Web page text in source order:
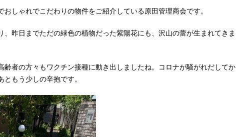
しゃれでこだわりの物件をご紹介している原田管理商会です。
、昨日までただの緑色の植物だった紫陽花にも、沢山の蕾が生まれてきま
齢者の方々もワクチン接種に動き出しましたね。コロナが騒がれだしてか
もう少しの辛抱です。